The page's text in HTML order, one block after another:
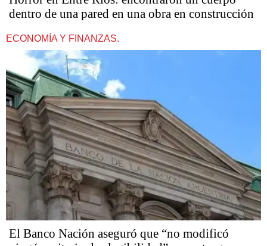
dentro de una pared en una obra en construcción
ECONOMÍA Y FINANZAS.
El Banco Nación aseguró que “no modificó